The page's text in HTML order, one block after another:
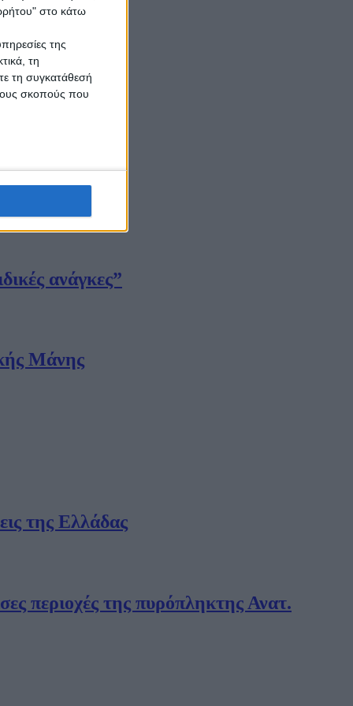
στο κάτω
της
τη
τη συγκατάθεσή
σκοπούς που
ανάγκες”
Μάνης
της Ελλάδας
περιοχές της πυρόπληκτης Ανατ.